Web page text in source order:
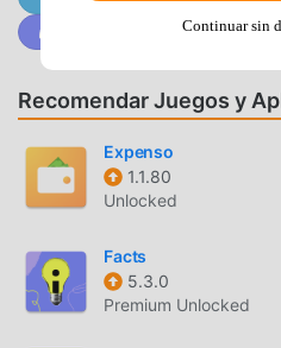
dump station maps, EV
and more.• NO MEMBERSHIP
free to use. For everyone.
FEEDBACK• 24/7 support
U.S. and Australia.• Love the
Please leave a five-star
at hipca.mp/supportHipcamp
campers in America. Proudly
Planet, Field Mag, Woodall's,
New Yorker, the Washington
Nast Traveler, USA Today, and
Únete a
Recomendar Juegos y
Expenso
1.1.80
Unlocked
Facts
5.3.0
Premium Unlocked
Continuar sin